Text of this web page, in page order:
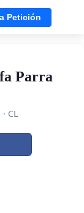
Petición
Parra
· CL